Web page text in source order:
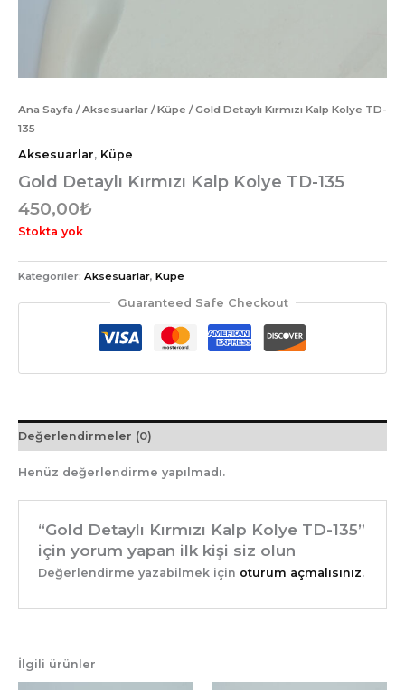
Ana Sayfa /Aksesuarlar /Küpe / Gold Detaylı Kırmızı Kalp Kolye TD-
135
Aksesuarlar, Küpe
Gold Detaylı Kırmızı Kalp Kolye TD-135
450,00₺
Stokta yok
Kategoriler: Aksesuarlar, Küpe
Guaranteed Safe Checkout
Değerlendirmeler (0)
Henüz değerlendirme yapılmadı.
“Gold Detaylı Kırmızı Kalp Kolye TD-135”
için yorum yapan ilk kişi siz olun
Değerlendirme yazabilmek için oturum açmalısınız.
İlgili ürünler